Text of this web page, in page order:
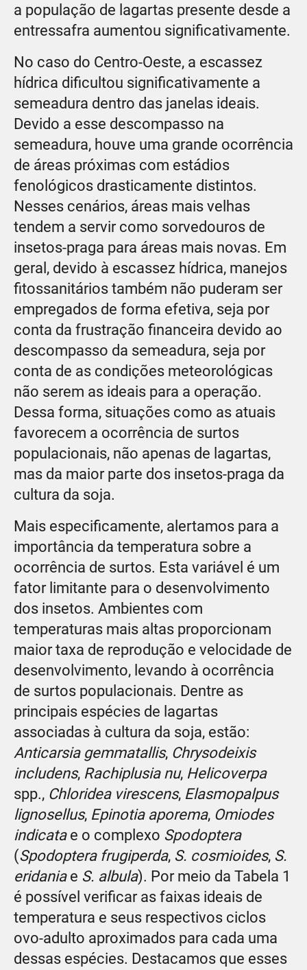
a população de lagartas presente desde a
entressafra aumentou significativamente.
No caso do Centro-Oeste, a escassez
hídrica dificultou significativamente a
semeadura dentro das janelas ideais.
Devido a esse descompasso na
semeadura, houve uma grande ocorrência
de áreas próximas com estádios
fenológicos drasticamente distintos.
Nesses cenários, áreas mais velhas
tendem a servir como sorvedouros de
insetos-praga para áreas mais novas. Em
geral, devido à escassez hídrica, manejos
fitossanitários também não puderam ser
empregados de forma efetiva, seja por
conta da frustração financeira devido ao
descompasso da semeadura, seja por
conta de as condições meteorológicas
não serem as ideais para a operação.
Dessa forma, situações como as atuais
favorecem a ocorrência de surtos
populacionais, não apenas de lagartas,
mas da maior parte dos insetos-praga da
cultura da soja.
Mais especificamente, alertamos para a
importância da temperatura sobre a
ocorrência de surtos. Esta variável é um
fator limitante para o desenvolvimento
dos insetos. Ambientes com
temperaturas mais altas proporcionam
maior taxa de reprodução e velocidade de
desenvolvimento, levando à ocorrência
de surtos populacionais. Dentre as
principais espécies de lagartas
associadas à cultura da soja, estão:
Anticarsia gemmatallis, Chrysodeixis
includens, Rachiplusia nu, Helicoverpa
spp., Chloridea virescens, Elasmopalpus
lignosellus, Epinotia aporema, Omiodes
indicatae o complexo Spodoptera
(Spodoptera frugiperda, S. cosmioides, S.
eridaniae S. albula). Por meio da Tabela 1
é possível verificar as faixas ideais de
temperatura e seus respectivos ciclos
ovo-adulto aproximados para cada uma
dessas espécies. Destacamos que esses